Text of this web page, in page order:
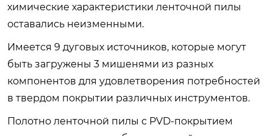
химические характеристики ленточной пилы
оставались неизменными.
Имеется 9 дуговых источников, которые могут
быть загружены 3 мишенями из разных
компонентов для удовлетворения потребностей
в твердом покрытии различных инструментов.
Полотно ленточной пилы с PVD-покрытием